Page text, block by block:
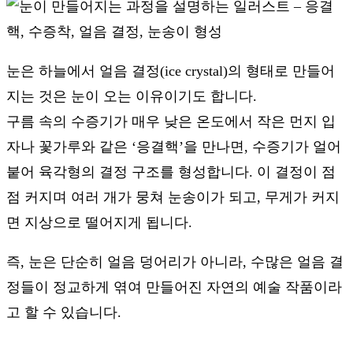
눈은 하늘에서 얼음 결정(ice crystal)의 형태로 만들어
지는 것은 눈이 오는 이유이기도 합니다.
구름 속의 수증기가 매우 낮은 온도에서 작은 먼지 입
자나 꽃가루와 같은 ‘응결핵’을 만나면, 수증기가 얼어
붙어 육각형의 결정 구조를 형성합니다. 이 결정이 점
점 커지며 여러 개가 뭉쳐 눈송이가 되고, 무게가 커지
면 지상으로 떨어지게 됩니다.
즉, 눈은 단순히 얼음 덩어리가 아니라, 수많은 얼음 결
정들이 정교하게 엮여 만들어진 자연의 예술 작품이라
고 할 수 있습니다.